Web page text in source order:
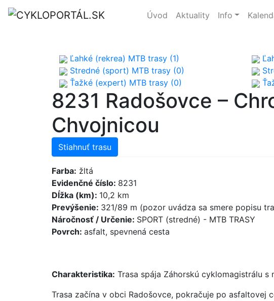
Úvod Aktuality Info
Ľahké (rekrea) MTB trasy (1)
Stredné (sport) MTB trasy (0)
Ťažké (expert) MTB trasy (0)
8231 Radošovce –
Chvojnicou
Stiahnuť trasu
Farba: žltá
Evidenčné číslo: 8231
Dĺžka (km): 10,2 km
Prevýšenie: 321/89 m (pozor uvádza sa smere popisu
Náročnosť / Určenie: SPORT (stredné) - MTB TRASY
Povrch: asfalt, spevnená cesta
Charakteristika: Trasa spája Záhorskú cyklomagistrálu s
Trasa začína v obci Radošovce, pokračuje po asfaltovej